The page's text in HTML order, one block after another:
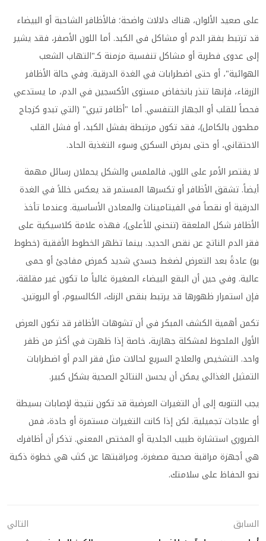
على صعيد الألوان، هناك دلالات واضحة؛ فالأظافر الشاحبة أو البيضاء
قد ترتبط بفقر الدم أو مشاكل في الكبد. أما اللون الأصفر، فقد يشير
إلى عدوى فطرية أو مشاكل تنفسية مزمنة كـ"التهاب الشعب
الهوائية"، أو حتى اضطرابات في الغدة الدرقية. وفي حالة الأظافر
الزرقاء، فإنها تنذر بانخفاض مستوى الأكسجين في الدم، ما يستدعي
فحصاً للقلب أو الجهاز التنفسي. أما "أظافر تيري" (التي تبدو كزجاج
مطحون بالكامل)، فقد تكون مرتبطة بفشل الكبد، أو فشل القلب
الاحتقاني، أو حتى بمرض السكري وسوء التغذية الحاد.
لا يقتصر الأمر على اللون، فالملمس والشكل يحملان رسائل مهمة
أيضاً. تشقق الأظافر أو تكسرها المستمر قد يعكس خللاً في الغدة
الدرقية أو نقصاً في الفيتامينات والمعادن الأساسية. وعندما تأخذ
الأظافر شكل الملعقة (تنحني للأعلى)، فهذه علامة كلاسيكية على
فقر الدم الناتج عن نقص الحديد. بينما تظهر الخطوط الأفقية (خطوط
بو) عادةً بعد التعرض لضغط جسدي شديد كمرض مفاجئ أو حمى
عالية. وفي حين أن البقع البيضاء الصغيرة غالباً ما تكون غير مقلقة،
فإن استمرار ظهورها قد يرتبط بنقص الزنك، الكالسيوم، أو البروتين.
تكمن أهمية الكشف المبكر في أن تشوهات الأظافر قد تكون العرض
الأول الملحوظ لمشكلة جهازية، خاصة إذا ظهرت في أكثر من ظفر
واحد. التشخيص والعلاج السريع لحالات مثل فقر الدم أو اضطرابات
التمثيل الغذائي يمكن أن يحسن النتائج الصحية بشكل كبير.
يجب التنويه إلى أن التغيرات العرضية قد تكون نتيجة لإصابات بسيطة
أو علاجات تجميلية. لكن إذا كانت التغيرات مستمرة أو حادة، فمن
الضروري استشارة طبيب الجلدية أو المختص المعني. تذكر أن أظافرك
هي أجهزة مراقبة صحية مصغرة، ومراقبتها عن كثب هي خطوة ذكية
نحو الحفاظ على سلامتك.
السابق
التالي